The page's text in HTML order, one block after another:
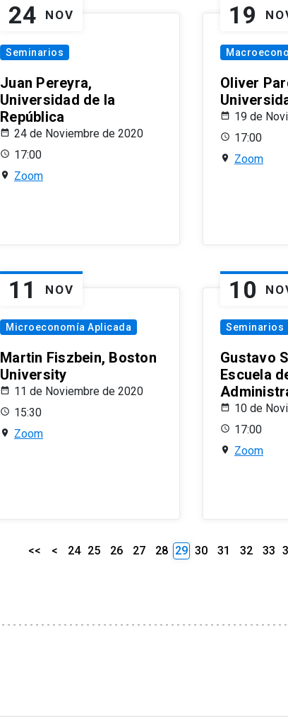
24 NOV
Seminarios
Juan Pereyra,
Universidad de la
República
24 de Noviembre de 2020
17:00
Zoom
19
Oliver
19 de
17:00
Zoom
11 NOV
Microeconomía Aplicada
Martin Fiszbein, Boston
University
11 de Noviembre de 2020
15:30
Zoom
10
Seminarios
Gustavo
Escuela
10 de
17:00
Zoom
<< < 24 25 26 27 28 29 30 31 32 33